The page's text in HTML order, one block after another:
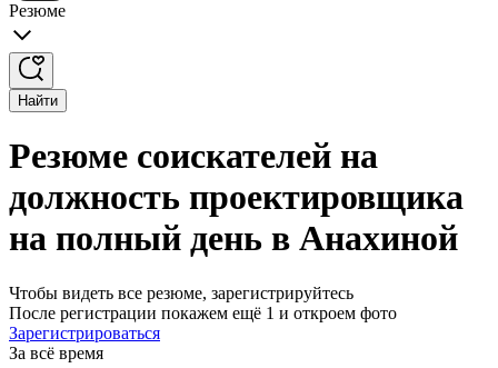
Резюме
Найти
Резюме соискателей на
должность проектировщика
на полный день в Анахиной
Чтобы видеть все резюме, зарегистрируйтесь
После регистрации покажем ещё 1 и откроем фото
Зарегистрироваться
За всё время